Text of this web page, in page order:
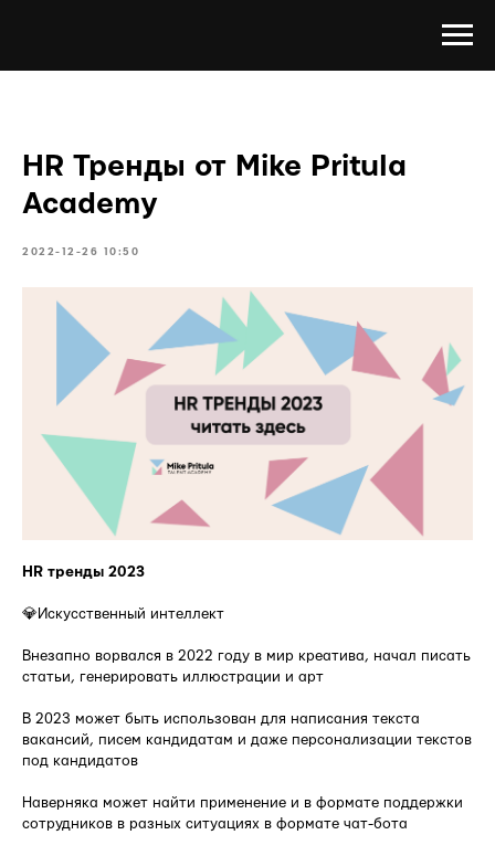
HR Тренды от Mike Pritula
Academy
2022-12-26 10:50
HR тренды 2023
💎Искусственный интеллект
Внезапно ворвался в 2022 году в мир креатива, начал писать
статьи, генерировать иллюстрации и арт
В 2023 может быть использован для написания текста
вакансий, писем кандидатам и даже персонализации текстов
под кандидатов
Наверняка может найти применение и в формате поддержки
сотрудников в разных ситуациях в формате чат-бота